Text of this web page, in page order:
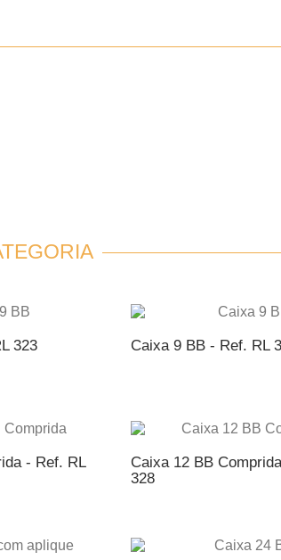
323 Caixa 9 BB - Ref. RL
- Ref. RL
Caixa 12 BB
328